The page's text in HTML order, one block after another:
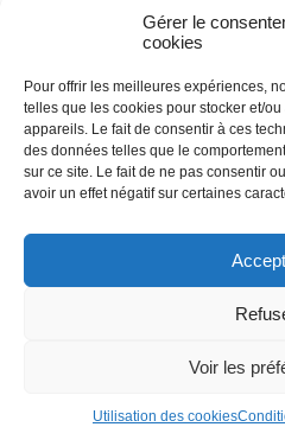
Nous utilisons des cookies
J'ai compris
Gérer le
cookies
Pour offrir les meilleures expériences,
telles que les cookies pour stocker et/
appareils. Le fait de consentir à ces
des données telles que le
sur ce site. Le fait de ne pas consentir
avoir un effet négatif sur certaines
Voir les
Utilisation des cookies